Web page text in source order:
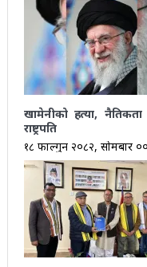
खामेनीको हत्या, नैतिकता
राष्ट्रपति
१८ फाल्गुन २०८२, सोमबार